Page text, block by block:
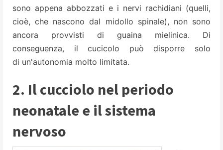
sono appena abbozzati e i nervi rachidiani (quelli,
cioè, che nascono dal midollo spinale), non sono
ancora provvisti di guaina mielinica. Di
conseguenza, il cucicolo può disporre solo
di un'autonomia molto limitata.
2. Il cucciolo nel periodo
neonatale e il sistema
nervoso